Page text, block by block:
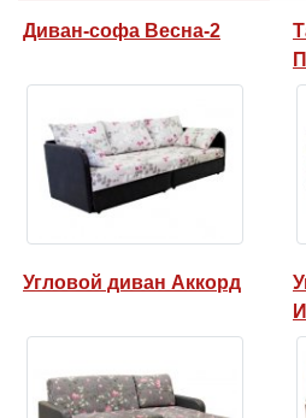
Диван-софа Весна-2
Угловой диван Аккорд